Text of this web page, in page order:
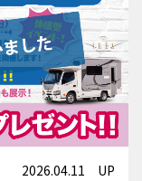
2026.04.11 UP